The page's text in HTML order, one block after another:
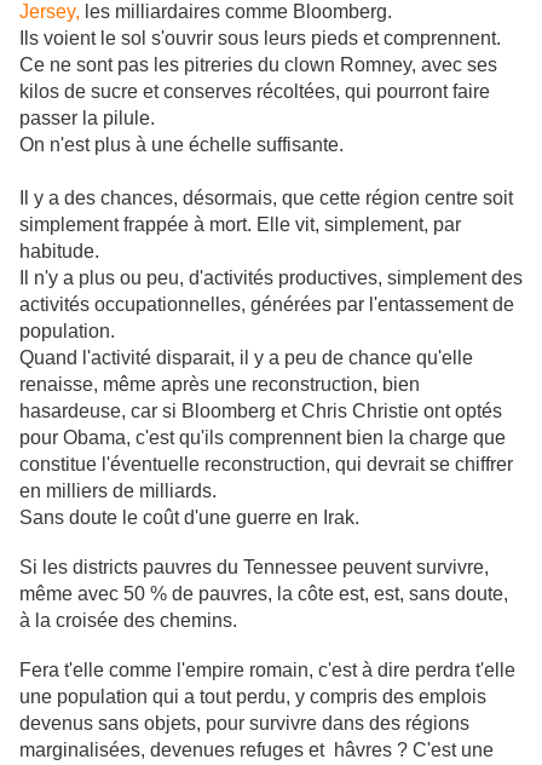
Jersey, les milliardaires comme Bloomberg.
Ils voient le sol s'ouvrir sous leurs pieds et comprennent.
Ce ne sont pas les pitreries du clown Romney, avec ses
kilos de sucre et conserves récoltées, qui pourront faire
passer la pilule.
On n'est plus à une échelle suffisante.
Il y a des chances, désormais, que cette région centre soit
simplement frappée à mort. Elle vit, simplement, par
habitude.
Il n'y a plus ou peu, d'activités productives, simplement des
activités occupationnelles, générées par l'entassement de
population.
Quand l'activité disparait, il y a peu de chance qu'elle
renaisse, même après une reconstruction, bien
hasardeuse, car si Bloomberg et Chris Christie ont optés
pour Obama, c'est qu'ils comprennent bien la charge que
constitue l'éventuelle reconstruction, qui devrait se chiffrer
en milliers de milliards.
Sans doute le coût d'une guerre en Irak.
Si les districts pauvres du Tennessee peuvent survivre,
même avec 50 % de pauvres, la côte est, est, sans doute,
à la croisée des chemins.
Fera t'elle comme l'empire romain, c'est à dire perdra t'elle
une population qui a tout perdu, y compris des emplois
devenus sans objets, pour survivre dans des régions
marginalisées, devenues refuges et hâvres ? C'est une